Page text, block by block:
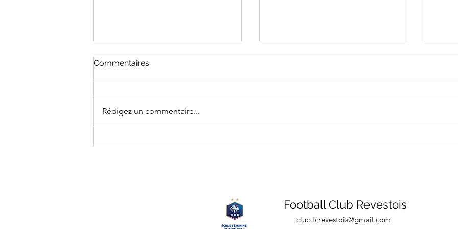
Commentaires
Rédigez un commentaire...
Football Club Revestois
club.fcrevestois@gmail.com